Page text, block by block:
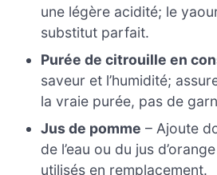
une légère acidité; le
substitut parfait.
Purée de citrouille en
saveur et l’humidité;
la vraie purée, pas de
Jus de pomme – Ajoute
de l’eau ou du jus
utilisés en remplacement.